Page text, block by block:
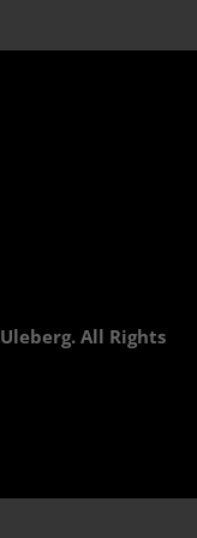
All Rights